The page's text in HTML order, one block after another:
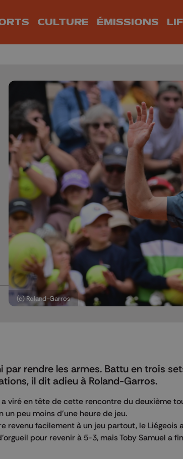
CULTURE ÉMISSIONS
(c) Roland-Garros
rendre les armes. Battu en trois
il dit adieu à Roland-Garros.
viré en tête de cette rencontre du deuxième
peu moins d'une heure de jeu.
revenu facilement à un jeu partout, le Liégeois
pour revenir à 5-3, mais Toby Samuel a